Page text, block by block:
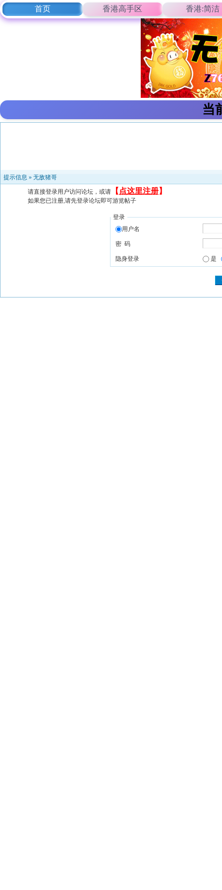
首页 香港高手区 香港:简洁
当
提示信息 » 无敌猪哥
请直接登录用户访问论坛，或请 【 点这里注册】
如果您已注册,请先登录论坛即可游览帖子
登录
用户名
密 码
隐身登录 是